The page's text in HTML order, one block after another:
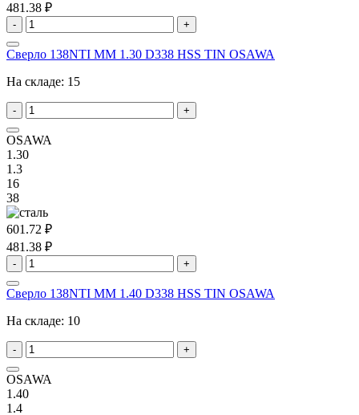
481.38 ₽
- +
Сверло 138NTI MM 1.30 D338 HSS TIN OSAWA
На складе: 15
- +
OSAWA
1.30
1.3
16
38
601.72 ₽
481.38 ₽
- +
Сверло 138NTI MM 1.40 D338 HSS TIN OSAWA
На складе: 10
- +
OSAWA
1.40
1.4